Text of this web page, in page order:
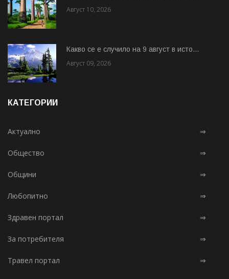
Август 10, 2026
Какво се е случило на 9 август в исто...
Август 09, 2026
КАТЕГОРИИ
Актуално ⇒
Общество ⇒
Общини ⇒
Любопитно ⇒
Здравен портал ⇒
За потребителя ⇒
Травел портал ⇒